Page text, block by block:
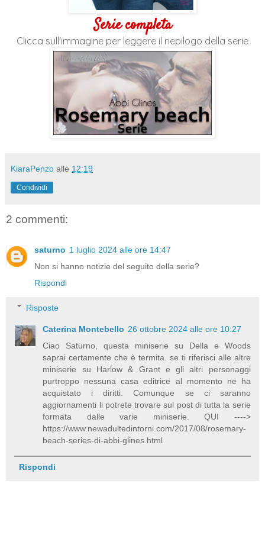
Serie completa
Clicca sull'immagine per leggere il riepilogo della serie
KiaraPenzo alle 12:19
Condividi
2 commenti:
saturno 1 luglio 2024 alle ore 14:47
Non si hanno notizie del seguito della serie?
Rispondi
Risposte
Caterina Montebello 26 ottobre 2024 alle ore 10:27
Ciao Saturno, questa miniserie su Della e Woods
saprai certamente che è termita. se ti riferisci alle altre
miniserie su Harlow & Grant e gli altri personaggi
purtroppo nessuna casa editrice al momento ne ha
acquistato i diritti. Comunque se ci saranno
aggiornamenti li potrete trovare sul post di tutta la serie
formata dalle varie miniserie. QUI ---->
https://www.newadultedintorni.com/2017/08/rosemary-
beach-series-di-abbi-glines.html
Rispondi